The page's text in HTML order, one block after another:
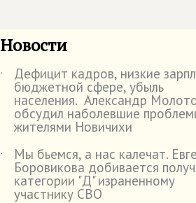
Новости
˙ Дефицит кадров, низкие
бюджетной сфере, убыль
населения. Александр
обсудил наболевшие
жителями Новичихи
˙
Мы бьемся, а нас калечат.
Боровикова добивается
категории "Д" израненному
участнику СВО